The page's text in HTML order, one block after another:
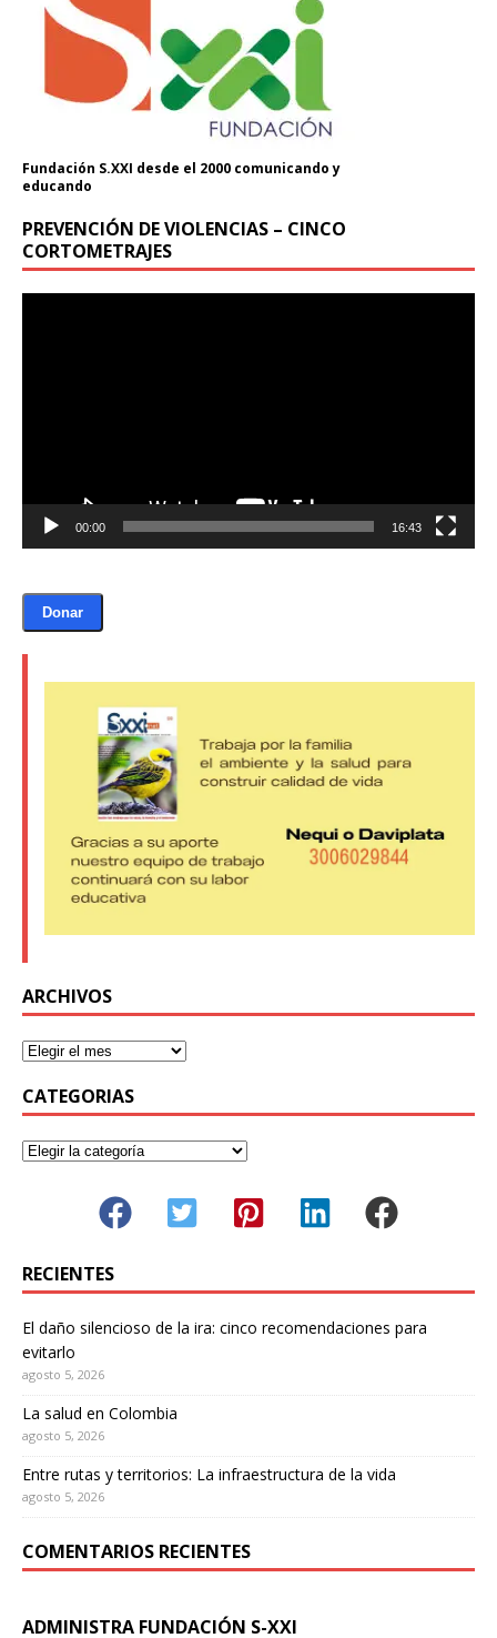
Fundación S.XXI desde el 2000 comunicando y
educando
PREVENCIÓN DE VIOLENCIAS – CINCO
CORTOMETRAJES
00:00 16:43
Donar
ARCHIVOS
CATEGORIAS
RECIENTES
El daño silencioso de la ira: cinco recomendaciones para
evitarlo
agosto 5, 2026
La salud en Colombia
agosto 5, 2026
Entre rutas y territorios: La infraestructura de la vida
agosto 5, 2026
COMENTARIOS RECIENTES
ADMINISTRA FUNDACIÓN S-XXI